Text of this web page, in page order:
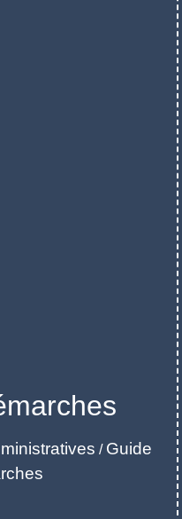
/ Guide